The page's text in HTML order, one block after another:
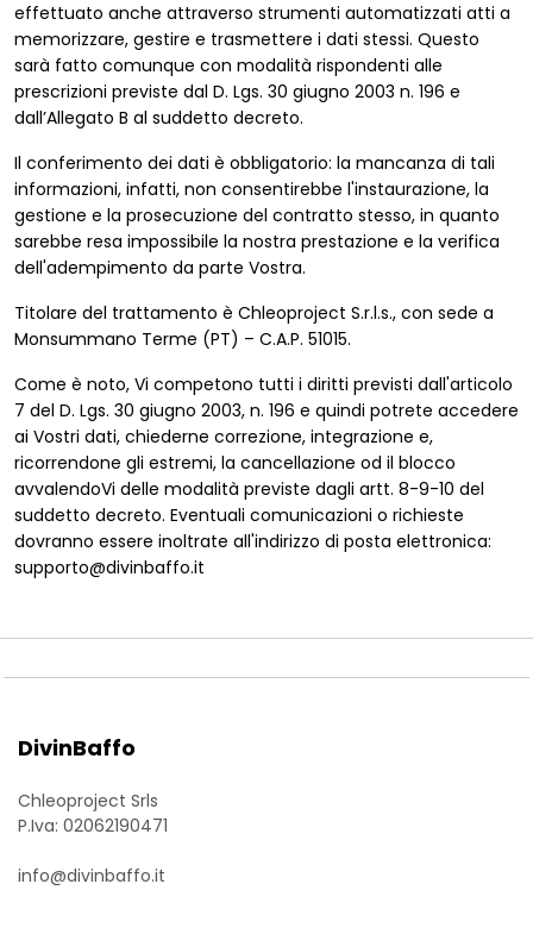
effettuato anche attraverso strumenti automatizzati atti a
memorizzare, gestire e trasmettere i dati stessi. Questo
sarà fatto comunque con modalità rispondenti alle
prescrizioni previste dal D. Lgs. 30 giugno 2003 n. 196 e
dall’Allegato B al suddetto decreto.
Il conferimento dei dati è obbligatorio: la mancanza di tali
informazioni, infatti, non consentirebbe l'instaurazione, la
gestione e la prosecuzione del contratto stesso, in quanto
sarebbe resa impossibile la nostra prestazione e la verifica
dell'adempimento da parte Vostra.
Titolare del trattamento è Chleoproject S.r.l.s., con sede a
Monsummano Terme (PT) – C.A.P. 51015.
Come è noto, Vi competono tutti i diritti previsti dall'articolo
7 del D. Lgs. 30 giugno 2003, n. 196 e quindi potrete accedere
ai Vostri dati, chiederne correzione, integrazione e,
ricorrendone gli estremi, la cancellazione od il blocco
avvalendoVi delle modalità previste dagli artt. 8-9-10 del
suddetto decreto. Eventuali comunicazioni o richieste
dovranno essere inoltrate all'indirizzo di posta elettronica:
supporto@divinbaffo.it
DivinBaffo
Chleoproject Srls
P.Iva: 02062190471
info@divinbaffo.it